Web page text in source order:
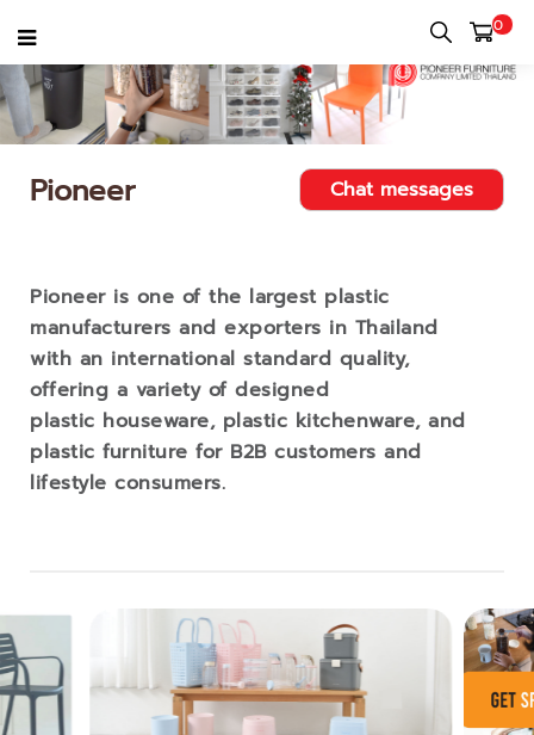
0
Pioneer Chat messages
Pioneer is one of the largest plastic
manufacturers and exporters in Thailand
with an international standard quality,
offering a variety of designed
plastic houseware, plastic kitchenware, and
plastic furniture for B2B customers and
lifestyle consumers.